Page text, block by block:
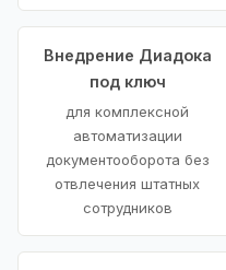
Внедрение Диадока
под ключ
для комплексной
автоматизации
документооборота без
отвлечения штатных
сотрудников